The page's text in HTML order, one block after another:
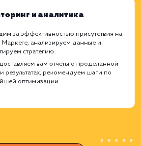
товаров и целевую аудиторию.
действия конкурентов на
Маркете.
стратегию работы на Яндекс
максимально учитывающую
вашего бизнеса.
и настройка